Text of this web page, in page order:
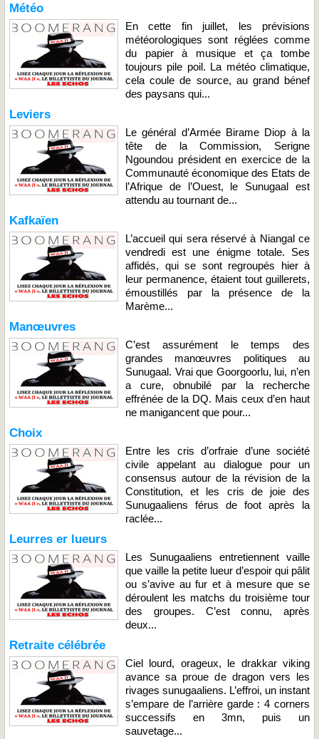
Météo
En cette fin juillet, les prévisions
météorologiques sont réglées comme
du papier à musique et ça tombe
toujours pile poil. La météo climatique,
cela coule de source, au grand bénef
des paysans qui...
Leviers
Le général d’Armée Birame Diop à la
tête de la Commission, Serigne
Ngoundou président en exercice de la
Communauté économique des Etats de
l’Afrique de l’Ouest, le Sunugaal est
attendu au tournant de...
Kafkaïen
L’accueil qui sera réservé à Niangal ce
vendredi est une énigme totale. Ses
affidés, qui se sont regroupés hier à
leur permanence, étaient tout guillerets,
émoustillés par la présence de la
Marème...
Manœuvres
C’est assurément le temps des
grandes manœuvres politiques au
Sunugaal. Vrai que Goorgoorlu, lui, n’en
a cure, obnubilé par la recherche
effrénée de la DQ. Mais ceux d’en haut
ne manigancent que pour...
Choix
Entre les cris d’orfraie d’une société
civile appelant au dialogue pour un
consensus autour de la révision de la
Constitution, et les cris de joie des
Sunugaaliens férus de foot après la
raclée...
Leurres er lueurs
Les Sunugaaliens entretiennent vaille
que vaille la petite lueur d’espoir qui pâlit
ou s’avive au fur et à mesure que se
déroulent les matchs du troisième tour
des groupes. C’est connu, après
deux...
Retraite célébrée
Ciel lourd, orageux, le drakkar viking
avance sa proue de dragon vers les
rivages sunugaaliens. L’effroi, un instant
s’empare de l’arrière garde : 4 corners
successifs en 3mn, puis un
sauvetage...